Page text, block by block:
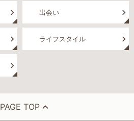
出会い
ライフスタイル
PAGE TOP